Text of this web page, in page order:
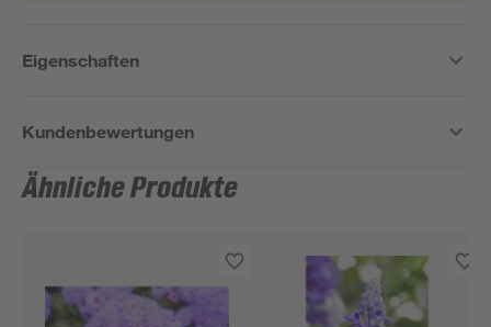
Eigenschaften
Kundenbewertungen
Ähnliche Produkte